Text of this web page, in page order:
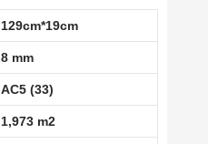
129cm*19cm
8 mm
AC5 (33)
1,973 m2